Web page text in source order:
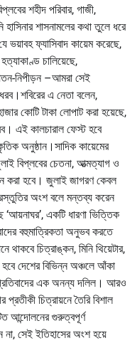
শহীদ পরিবার, গাজী,
শাসনামলের কথা তুলে ধরে
ভয়াবহ ফ্যাসিবাদ কায়েম করেছে,
চালিয়েছে,
নিপীড়ন –আমরা সেই
এ নেতা বলেন,
কোটি টাকা লোপাট করা হয়েছে,
এই কালচারাল ফেস্ট হবে
অনুষ্ঠান।সাদিক কায়েমের
বিপ্লবের চেতনা, আত্মত্যাগ ও
করা হবে। জুলাই জাগরণ কেবল
অংশ বলে মন্তব্য করেন
একটি ধারণা ভিত্তিক
বহুমাত্রিকতা অনুভব করতে
চিত্রাঙ্কন, মিনি থিয়েটার,
দেশের বিভিন্ন অঞ্চলে আঁকা
এক অনন্য দলিল। আরও
প্রতীকী চিত্রায়নে তৈরি বিশাল
আন্দোলনের গুরুত্বপূর্ণ
না, সেই ইতিহাসের অংশ হয়ে